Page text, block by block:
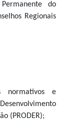
do
Regionais
e
(PRODER);